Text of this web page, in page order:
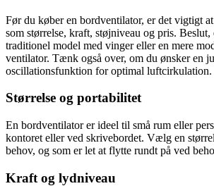
Før du køber en bordventilator, er det vigtigt
som størrelse, kraft, støjniveau og pris.
traditionel model med vinger eller en mere
ventilator. Tænk også over, om du ønsker en
oscillationsfunktion for optimal luftcirkulation.
Størrelse og portabilitet
En bordventilator er ideel til små rum eller
kontoret eller ved skrivebordet. Vælg en
behov, og som er let at flytte rundt på ved
Kraft og lydniveau